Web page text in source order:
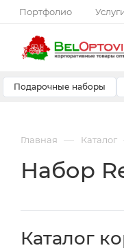
Портфолио
Подарочные наборы
Главная — Каталог
Набор
Каталог